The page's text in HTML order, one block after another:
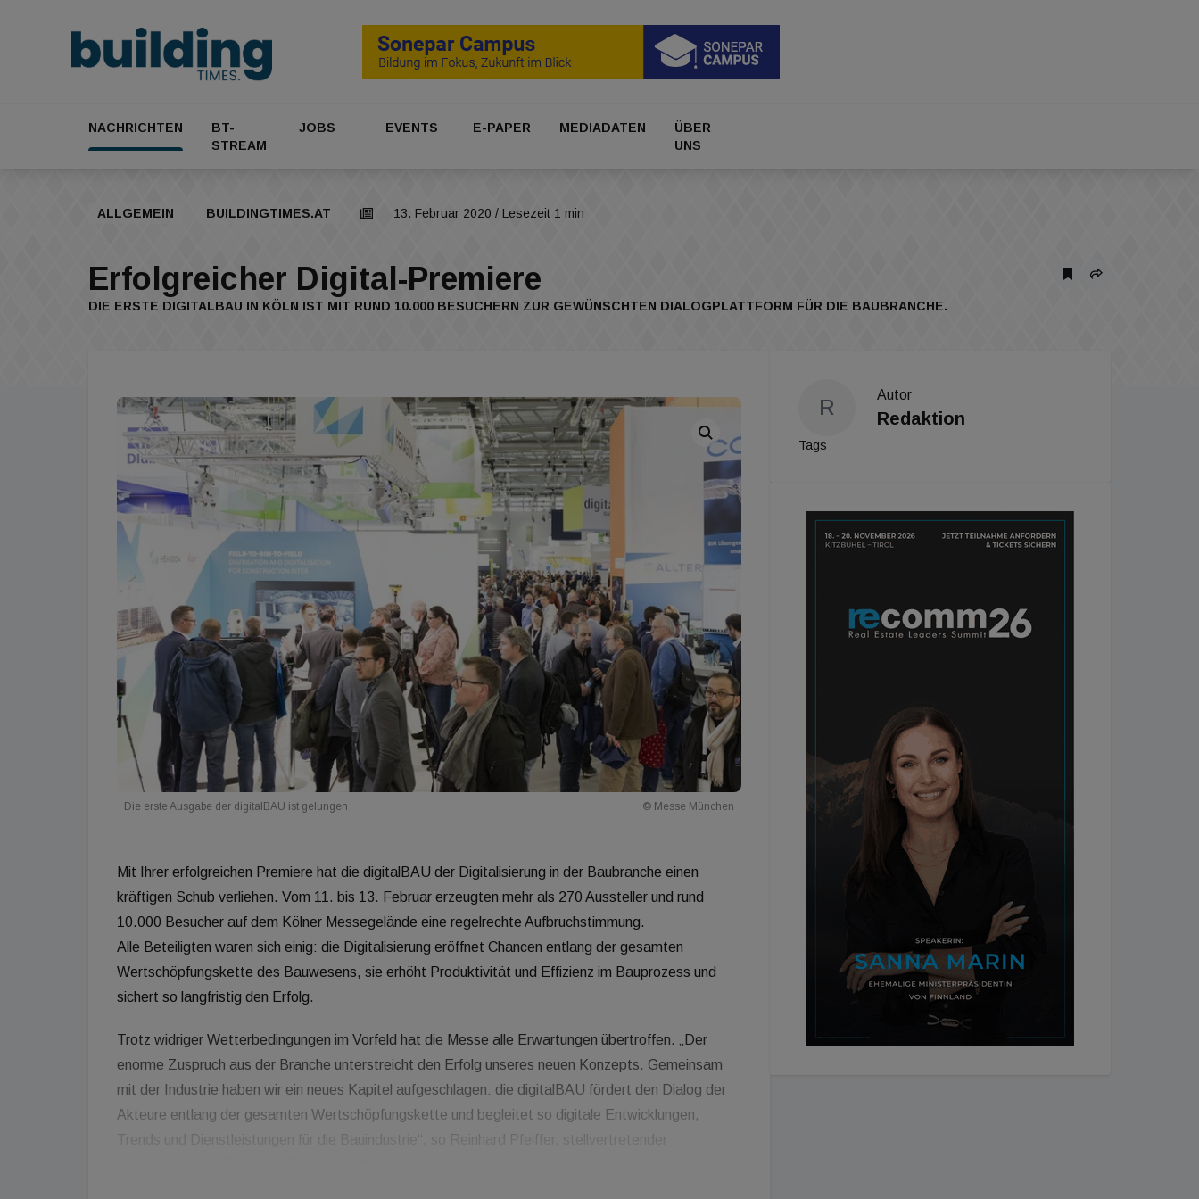
NACHRICHTEN
BT-
STREAM
JOBS EVENTS E-PAPER MEDIADATEN
ÜBER
UNS
ALLGEMEIN BUILDINGTIMES.AT 13. Februar 2020 / Lesezeit 1 min
Erfolgreicher Digital-Premiere
DIE ERSTE DIGITALBAU IN KÖLN IST MIT RUND 10.000 BESUCHERN ZUR GEWÜNSCHTEN DIALOGPLATTFORM FÜR DIE BAUBRANCHE.
Die erste Ausgabe der digitalBAU ist gelungen © Messe München
Mit Ihrer erfolgreichen Premiere hat die digitalBAU der Digitalisierung in der Baubranche einen
kräftigen Schub verliehen. Vom 11. bis 13. Februar erzeugten mehr als 270 Aussteller und rund
10.000 Besucher auf dem Kölner Messegelände eine regelrechte Aufbruchstimmung.
Alle Beteiligten waren sich einig: die Digitalisierung eröffnet Chancen entlang der gesamten
Wertschöpfungskette des Bauwesens, sie erhöht Produktivität und Effizienz im Bauprozess und
sichert so langfristig den Erfolg.
Trotz widriger Wetterbedingungen im Vorfeld hat die Messe alle Erwartungen übertroffen. „Der
enorme Zuspruch aus der Branche unterstreicht den Erfolg unseres neuen Konzepts. Gemeinsam
mit der Industrie haben wir ein neues Kapitel aufgeschlagen: die digitalBAU fördert den Dialog der
Akteure entlang der gesamten Wertschöpfungskette und begleitet so digitale Entwicklungen,
Trends und Dienstleistungen für die Bauindustrie“, so Reinhard Pfeiffer, stellvertretender
R
Autor
Redaktion
Tags